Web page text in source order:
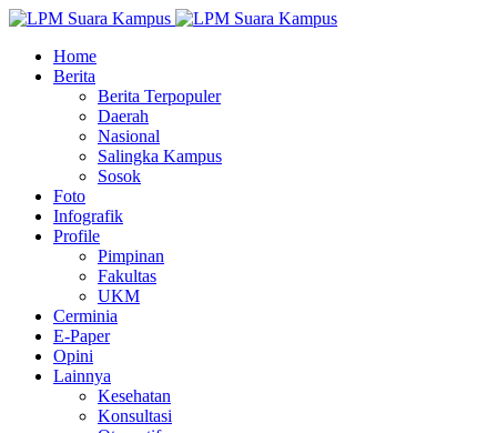
Home
Berita
Berita Terpopuler
Daerah
Nasional
Salingka Kampus
Sosok
Foto
Infografik
Profile
Pimpinan
Fakultas
UKM
Cerminia
E-Paper
Opini
Lainnya
Kesehatan
Konsultasi